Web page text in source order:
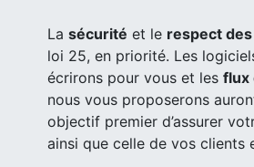
Lasécurité et le respect
loi 25, en priorité. Les
écrirons pour vous et lesflux
nous vous proposerons
objectif premier d’assurer
ainsi que celle de vos clients